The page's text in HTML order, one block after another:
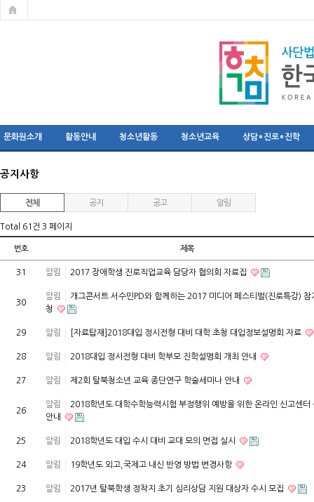
문화원소개 활동안내 청소년활동 청소년교육 상담∘진로∘진학
공지사항
전체 공지 공고 알림
Total 61건 3 페이지
번호 제목
31 알림 2017 장애학생 진로직업교육 담당자 협의회 자료집
30
알림
개그콘서트 서수민PD와 함께하는 2017 미디어 페스티벌(진로특강) 참
청
29 알림 [자료탑재]2018대입 정시전형 대비 대학 초청 대입정보설명회 자료
28 알림 2018대입 정시전형 대비 학부모 진학설명회 개최 안내
27 알림 제2회 탈북청소년 교육 종단연구 학술세미나 안내
26
알림
2018학년도 대학수학능력시험 부정행위 예방을 위한 온라인 신고센터
안내
25 알림 2018학년도 대입 수시 대비 교대 모의 면접 실시
24 알림 19학년도 외고,국제고 내신 반영 방법 변경사항
23 알림 2017년 탈북학생 정착지 초기 심리상담 지원 대상자 수시 모집